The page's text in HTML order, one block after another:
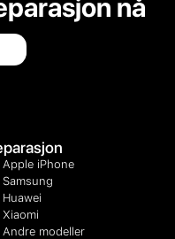
nå
Apple iPhone
Samsung
Huawei
Xiaomi
Andre modeller